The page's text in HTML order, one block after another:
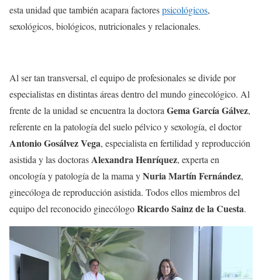
esta unidad que también acapara factorespsicológicos,
sexológicos, biológicos, nutricionales y relacionales.
Al ser tan transversal, el equipo de profesionales se divide por
especialistas en distintas áreas dentro del mundo ginecológico. Al
frente de la unidad se encuentra la doctora Gema García Gálvez,
referente en la patología del suelo pélvico y sexología, el doctor
Antonio Gosálvez Vega, especialista en fertilidad y reproducción
asistida y las doctoras Alexandra Henríquez, experta en
oncología y patología de la mama yNuria Martín Fernández,
ginecóloga de reproducción asistida. Todos ellos miembros del
equipo del reconocido ginecólogoRicardo Sainz de la Cuesta.